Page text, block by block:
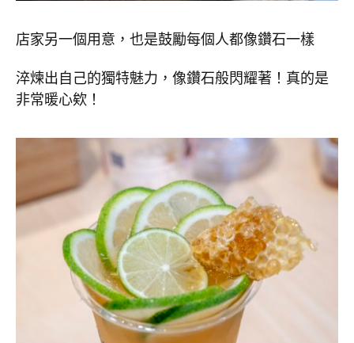
店家另一個用意，也是鼓勵每個人都像鑽石一樣
淬煉出自己的獨特魅力，像鑽石般閃耀著！真的是
非常暖心欸！